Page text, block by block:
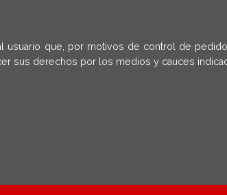
usuario que, por motivos de control de
sus derechos por los medios y cauces